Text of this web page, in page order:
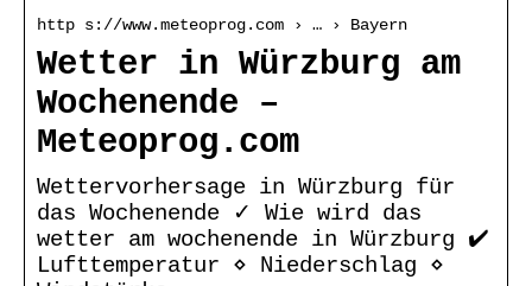
http s://www.meteoprog.com › … › Bayern
Wetter in Würzburg am
Wochenende –
Meteoprog.com
Wettervorhersage in Würzburg für
das Wochenende ✓ Wie wird das
wetter am wochenende in Würzburg ✔️
Lufttemperatur ⋄ Niederschlag ⋄